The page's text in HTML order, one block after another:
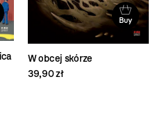
Buy
W obcej skórze
39,90 zł